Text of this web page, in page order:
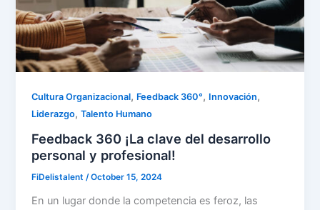
Cultura Organizacional, Feedback 360°, Innovación,
Liderazgo,Talento Humano
Feedback 360 ¡La clave del desarrollo
personal y profesional!
FiDelistalent/October 15, 2024
En un lugar donde la competencia es feroz, las